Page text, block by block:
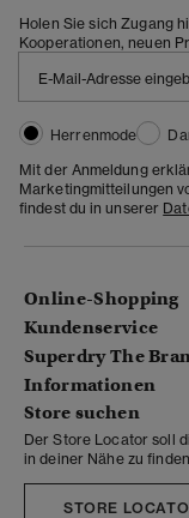
Holen Sie sich Zugang
Kooperationen, neuen
Herrenmode
Mit der Anmeldung
Marketingmitteilungen
findest du in unserer
Online-Shopping
Kundenservice
Superdry The
Informationen
Store suchen
Der Store Locator soll
in deiner Nähe zu
STORE